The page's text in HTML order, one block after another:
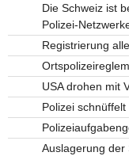
Die Schweiz ist
Polizei-
Registrierung
USA drohen mit
Polizei schnüffelt
Auslagerung der